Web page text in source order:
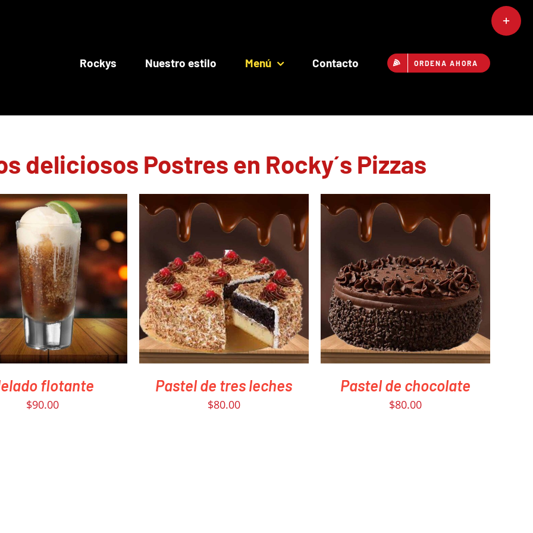
Rockys Nuestro estilo Menú Contacto ORDENA AHORA
deliciosos Postres en Rocky´s Pizzas
AHORA / QUICK VIEW
flotante
$90.00
PEDIR AHORA / QUICK VIEW
Pastel de tres leches
$80.00
PEDIR AHORA / QUICK VIEW
Pastel de chocolate
$80.00
Toggle
Sliding